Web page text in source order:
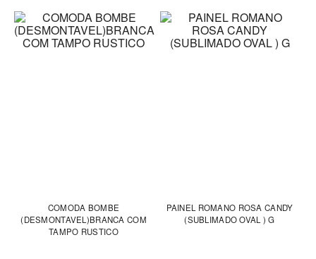
COMODA BOMBE
(DESMONTAVEL)BRANCA COM
TAMPO RUSTICO
PAINEL ROMANO ROSA CANDY
(SUBLIMADO OVAL ) G